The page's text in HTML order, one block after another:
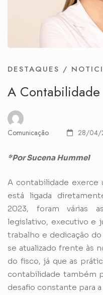
DESTAQUES /
A
Comunicação 28/04/
*Por Sucena Hummel
A contabilidade
está ligada
2023, foram várias
legislativo, executivo e
trabalho e dedicação
se atualizado frente às
do fisco, já que as
contabilidade também
desafio constante para